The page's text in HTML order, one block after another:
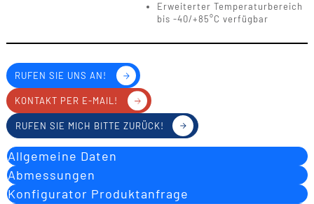
Erweiterter Temperaturbereich
bis -40/+85°C verfügbar
RUFEN SIE UNS AN!
KONTAKT PER E-MAIL!
RUFEN SIE MICH BITTE ZURÜCK!
Allgemeine Daten
Abmessungen
Konfigurator Produktanfrage